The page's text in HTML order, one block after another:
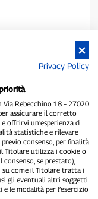
indipendente
- Tribunale di Pavia
Srls- P.IVA
Federico
Privacy Policy
Rebecchino 18 – 27020
assicurare il corretto
offrirvi un’esperienza di
statistiche e rilevare
consenso, per finalità
Titolare utilizza i cookie o
se prestato),
su come il Titolare tratta i
gli eventuali altri soggetti
le modalità per l’esercizio